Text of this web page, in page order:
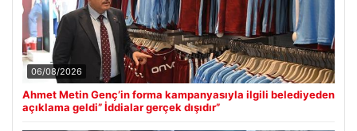
06/08/2026
Ahmet Metin Genç’in forma kampanyasıyla ilgili belediyeden
açıklama geldi” İddialar gerçek dışıdır”